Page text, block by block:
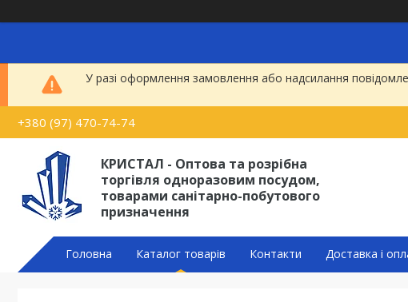
У разі оформлення замовлення або надсилання
+380 (97) 470-74-74
КРИСТАЛ - Оптова та розрібна
торгівля одноразовим посудом,
товарами санітарно-побутового
призначення
Головна Каталог товарів Контакти Доставка і